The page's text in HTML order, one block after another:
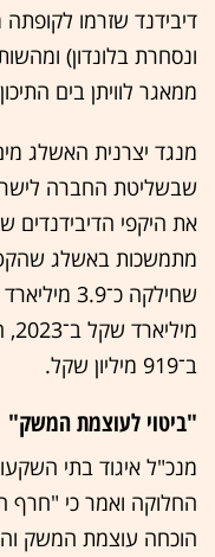
דיבידנד שזרמו
ונסחרת בלונדון)
ממאגר לוויתן בים
מנגד יצרנית האשלג
שבשליטת החברה
את היקפי הדיבידנדים
מתמשכות באשלג
ב־919 מיליון שקל.
"ביטוי לעוצמת המשק"
מנכ"ל איגוד בתי
הוכחה עוצמת המשק